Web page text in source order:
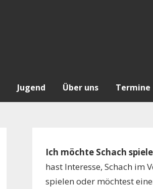
Jugend Über uns Termine
Ich möchte Schach
hast Interesse, Schach im
spielen oder möchtest